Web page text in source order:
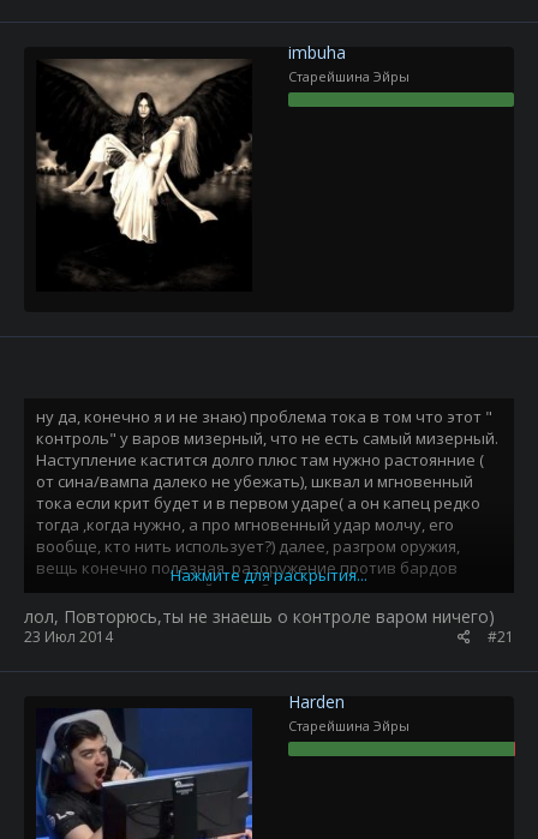
imbuha
Старейшина Эйры
ну да, конечно я и не знаю) проблема тока в том что этот "
контроль" у варов мизерный, что не есть самый мизерный.
Наступление кастится долго плюс там нужно растоянние (
от сина/вампа далеко не убежать), шквал и мгновенный
тока если крит будет и в первом ударе( а он капец редко
тогда ,когда нужно, а про мгновенный удар молчу, его
вообще, кто нить использует?) далее, разгром оружия,
вещь конечно полезная, разоружение против бардов
самое то, но у него действие 3 секунды и они откатываются
не так уж быстро. И вот после этого ты говоришь мне ,что я
не знаю про контроль? Я все о нем знаю, проблема тока в
контролирующих классов вобще не катит(а нубы не в счет)
тот же бард ману отсосет и законтролит и вечность будет
убивать но тебя переконтролит, а то что ты доказываешь
мне, что я чего ты не знаю, доказывает лишь то , что ты
сам нечего не смыслишь на варе, если мне говоришь, что
переконтролишь норм контролеров( я тоже гасил пяти-
крылых магов контролем и синов бывало, но это не заслуга
контроля вара, это противники нубы)
Нажмите для раскрытия...
лол, Повторюсь,ты не знаешь о контроле варом ничего)
23 Июл 2014 #21
Harden
Старейшина Эйры